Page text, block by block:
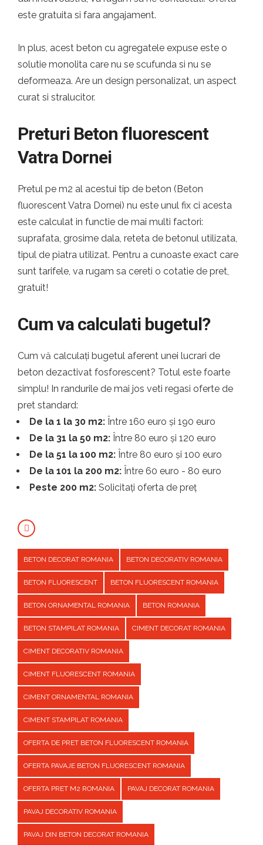
este gratuita si fara angajament.
In plus, acest beton cu agregatele expuse este o
solutie monolita care nu se scufunda si nu se
deformeaza. Are un design personalizat, un aspect
curat si stralucitor.
Preturi Beton fluorescent
Vatra Dornei
Pretul pe m2 al acestui tip de beton (Beton
fluorescent Vatra Dornei) nu este unul fix ci acesta
este calculat in functie de mai multi factori:
suprafata, grosime dala, reteta de betonul utilizata,
tipul de piatra utilizat. Pentru a cunoaste exact care
sunt tarifele, va rugam sa cereti o cotatie de pret,
gratuit!
Cum va calculati bugetul?
Cum vă calculați bugetul aferent unei lucrari de
beton dezactivat fosforescent? Totul este foarte
simplu! In randurile de mai jos veti regasi oferte de
pret standard:
De la 1 la 30 m2: Între 160 euro și 190 euro
De la 31 la 50 m2: Între 80 euro și 120 euro
De la 51 la 100 m2: Între 80 euro și 100 euro
De la 101 la 200 m2: Între 60 euro - 80 euro
Peste 200 m2: Solicitați oferta de preț
BETON DECORAT ROMANIA BETON DECORATIV ROMANIA
BETON FLUORESCENT BETON FLUORESCENT ROMANIA
BETON ORNAMENTAL ROMANIA BETON ROMANIA
BETON STAMPILAT ROMANIA CIMENT DECORAT ROMANIA
CIMENT DECORATIV ROMANIA
CIMENT FLUORESCENT ROMANIA
CIMENT ORNAMENTAL ROMANIA
CIMENT STAMPILAT ROMANIA
OFERTA DE PRET BETON FLUORESCENT ROMANIA
OFERTA PAVAJE BETON FLUORESCENT ROMANIA
OFERTA PRET M2 ROMANIA PAVAJ DECORAT ROMANIA
PAVAJ DECORATIV ROMANIA
PAVAJ DIN BETON DECORAT ROMANIA